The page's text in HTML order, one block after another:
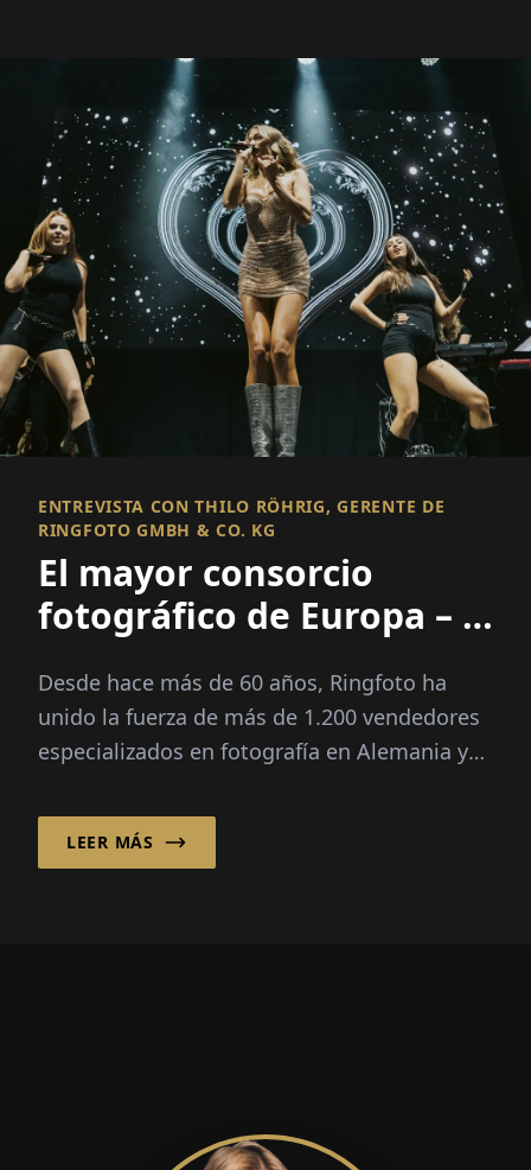
ENTREVISTA CON THILO RÖHRIG, GERENTE DE
RINGFOTO GMBH & CO. KG
El mayor consorcio
fotográfico de Europa – y
Desde hace más de 60 años, Ringfoto ha
unido la fuerza de más de 1.200 vendedores
especializados en fotografía en Alemania y
en su...
LEER MÁS